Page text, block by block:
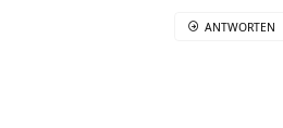
ANTWORTEN